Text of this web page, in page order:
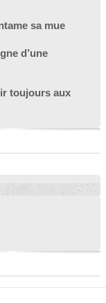
sa mue
d’une
toujours aux